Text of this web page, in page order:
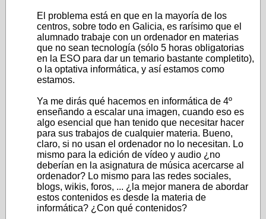
El problema está en que en la mayoría de los
centros, sobre todo en Galicia, es rarísimo que el
alumnado trabaje con un ordenador en materias
que no sean tecnología (sólo 5 horas obligatorias
en la ESO para dar un temario bastante completito),
o la optativa informática, y así estamos como
estamos.
Ya me dirás qué hacemos en informática de 4º
enseñando a escalar una imagen, cuando eso es
algo esencial que han tenido que necesitar hacer
para sus trabajos de cualquier materia. Bueno,
claro, si no usan el ordenador no lo necesitan. Lo
mismo para la edición de vídeo y audio ¿no
deberían en la asignatura de música acercarse al
ordenador? Lo mismo para las redes sociales,
blogs, wikis, foros, ... ¿la mejor manera de abordar
estos contenidos es desde la materia de
informática? ¿Con qué contenidos?